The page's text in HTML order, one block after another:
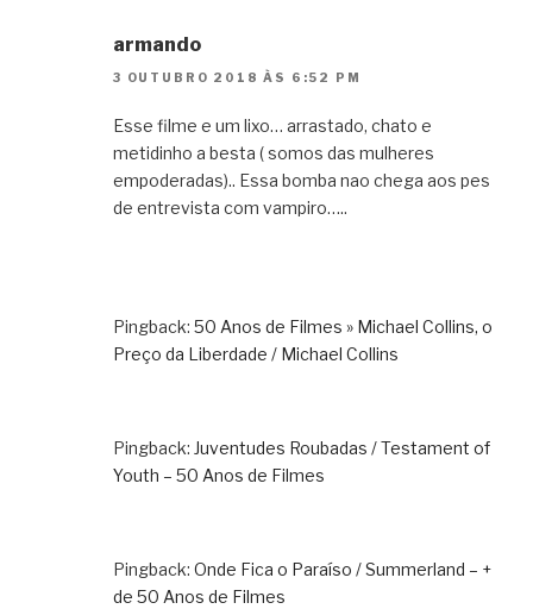
armando
3 OUTUBRO 2018 ÀS 6:52 PM
Esse filme e um lixo… arrastado, chato e
metidinho a besta ( somos das mulheres
empoderadas).. Essa bomba nao chega aos pes
de entrevista com vampiro…..
Pingback: 50 Anos de Filmes » Michael Collins, o
Preço da Liberdade / Michael Collins
Pingback: Juventudes Roubadas / Testament of
Youth – 50 Anos de Filmes
Pingback: Onde Fica o Paraíso / Summerland – +
de 50 Anos de Filmes